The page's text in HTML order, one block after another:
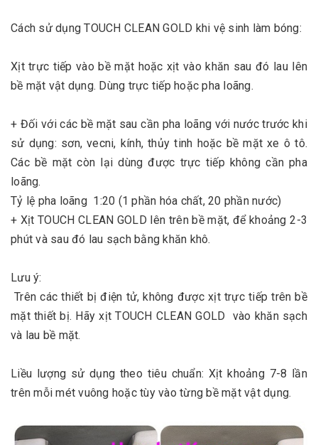
Cách sử dụng TOUCH CLEAN GOLD khi vệ sinh làm bóng:
Xịt trực tiếp vào bề mặt hoặc xịt vào khăn sau đó lau lên
bề mặt vật dụng. Dùng trực tiếp hoặc pha loãng.
+ Đối với các bề mặt sau cần pha loãng với nước trước khi
sử dụng: sơn, vecni, kính, thủy tinh hoặc bề mặt xe ô tô.
Các bề mặt còn lại dùng được trực tiếp không cần pha
loãng.
Tỷ lệ pha loãng 1:20 (1 phần hóa chất, 20 phần nước)
+ Xịt TOUCH CLEAN GOLD lên trên bề mặt, để khoảng 2-3
phút và sau đó lau sạch bằng khăn khô.
Lưu ý:
Trên các thiết bị điện tử, không được xịt trực tiếp trên bề
mặt thiết bị. Hãy xịt TOUCH CLEAN GOLD vào khăn sạch
và lau bề mặt.
Liều lượng sử dụng theo tiêu chuẩn: Xịt khoảng 7-8 lần
trên mỗi mét vuông hoặc tùy vào từng bề mặt vật dụng.